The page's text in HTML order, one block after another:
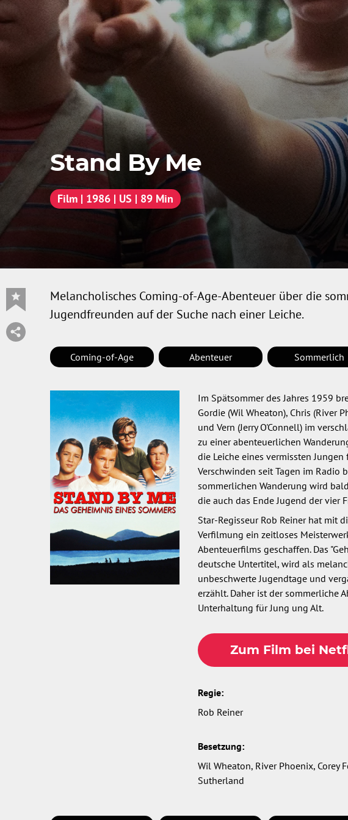
Stand By Me
Film | 1986 | US | 89 Min
Melancholisches Coming-of-Age-Abenteuer über die
Jugendfreunden auf der Suche nach einer Leiche.
Coming-of-Age Abenteuer Sommerlich
Im Spätsommer des Jahres 1959
Gordie (Wil Wheaton), Chris (River
und Vern (Jerry O'Connell) im
zu einer abenteuerlichen
die Leiche eines vermissten Jungen
Verschwinden seit Tagen im Radio
sommerlichen Wanderung wird
die auch das Ende Jugend der vier
Star-Regisseur Rob Reiner hat mit
Verfilmung ein zeitloses
Abenteuerfilms geschaffen. Das
deutsche Untertitel, wird als
unbeschwerte Jugendtage und
erzählt. Daher ist der sommerliche
Unterhaltung für Jung ung Alt.
Zum Film bei
Regie:
Rob Reiner
Besetzung:
Wil Wheaton, River Phoenix, Corey
Sutherland